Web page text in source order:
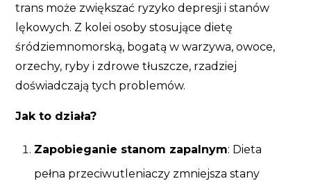
trans może zwiększać ryzyko depresji i stanów
lękowych. Z kolei osoby stosujące dietę
śródziemnomorską, bogatą w warzywa, owoce,
orzechy, ryby i zdrowe tłuszcze, rzadziej
doświadczają tych problemów.
Jak to działa?
Zapobieganie stanom zapalnym: Dieta
pełna przeciwutleniaczy zmniejsza stany